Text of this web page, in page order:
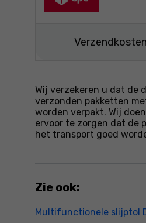
Verzendkosten
Wij verzekeren u dat de
verzonden pakketten
worden verpakt. Wij
ervoor te zorgen dat de
het transport goed
Zie ook:
Multifunctionele slijptol